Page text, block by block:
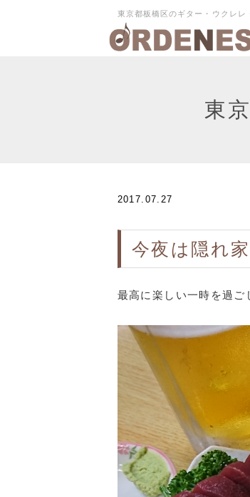
東京都板橋区のギター・ウクレレ
東
2017.07.27
今夜は隠れ
最高に楽しい一時を過ご